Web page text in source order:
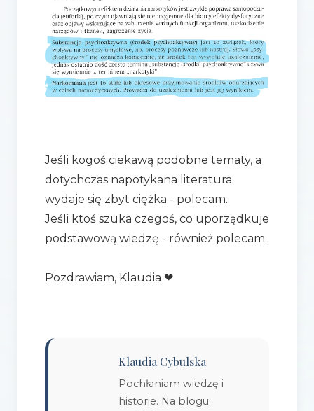
Jeśli kogoś ciekawą podobne tematy, a
dotychczas napotykana literatura
wydaje się zbyt ciężka - polecam.
Jeśli ktoś szuka czegoś, co uporządkuje
podstawową wiedzę - również polecam.
Pozdrawiam, Klaudia ❤
Klaudia Cybulska
Pochłaniam wiedzę i
historie. Na blogu